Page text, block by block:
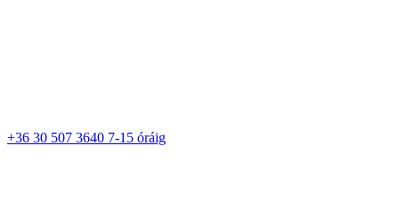
+36 30 507 3640 7-15 óráig